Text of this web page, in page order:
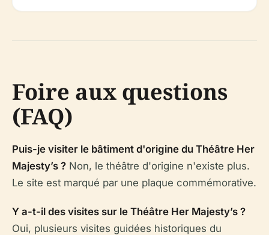
Foire aux questions
(FAQ)
Puis-je visiter le bâtiment d'origine du Théâtre Her
Majesty’s ? Non, le théâtre d'origine n'existe plus.
Le site est marqué par une plaque commémorative.
Y a-t-il des visites sur le Théâtre Her Majesty’s ?
Oui, plusieurs visites guidées historiques du